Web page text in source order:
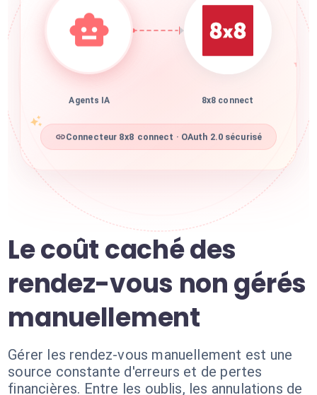
Agents IA 8x8 connect
Connecteur 8x8 connect · OAuth 2.0 sécurisé
Le coût caché des
rendez-vous non gérés
manuellement
Gérer les rendez-vous manuellement est une
source constante d'erreurs et de pertes
financières. Entre les oublis, les annulations de